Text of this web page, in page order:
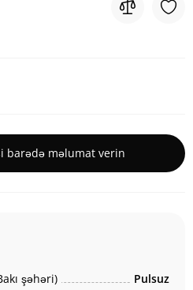
barədə məlumat verin
şəhəri) Pulsuz